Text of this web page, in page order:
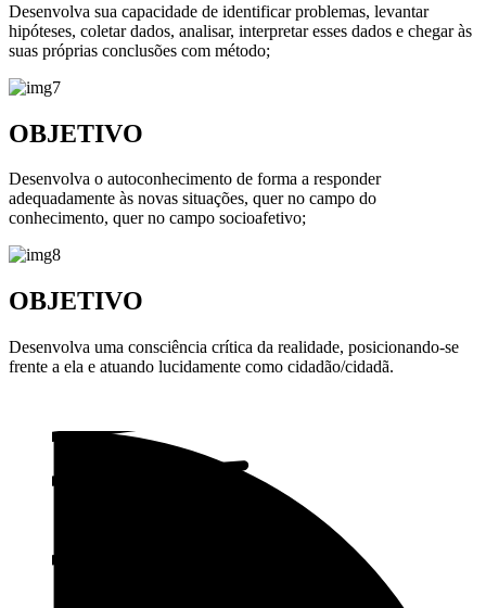
Desenvolva sua capacidade de identificar problemas, levantar
hipóteses, coletar dados, analisar, interpretar esses dados e chegar às
suas próprias conclusões com método;
OBJETIVO
Desenvolva o autoconhecimento de forma a responder
adequadamente às novas situações, quer no campo do
conhecimento, quer no campo socioafetivo;
OBJETIVO
Desenvolva uma consciência crítica da realidade, posicionando-se
frente a ela e atuando lucidamente como cidadão/cidadã.